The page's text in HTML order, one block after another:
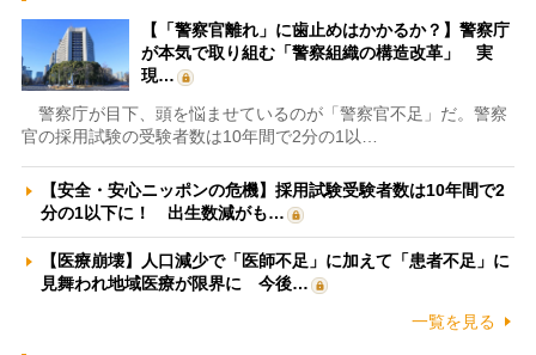
【「警察官離れ」に歯止めはかかるか？】警察庁
が本気で取り組む「警察組織の構造改革」 実
現…
警察庁が目下、頭を悩ませているのが「警察官不足」だ。警察
官の採用試験の受験者数は10年間で2分の1以…
【安全・安心ニッポンの危機】採用試験受験者数は10年間で2
分の1以下に！ 出生数減がも…
【医療崩壊】人口減少で「医師不足」に加えて「患者不足」に
見舞われ地域医療が限界に 今後…
一覧を見る